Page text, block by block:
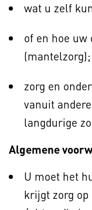
wat u zelf
of en hoe uw
(mantelzorg);
zorg en
vanuit
langdurige
Algemene
U moet het
krijgt zorg